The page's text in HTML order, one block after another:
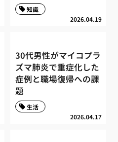
2026.04.19
知識
30代男性がマイコプラ
ズマ肺炎で重症化した
症例と職場復帰への課
題
2026.04.17
生活